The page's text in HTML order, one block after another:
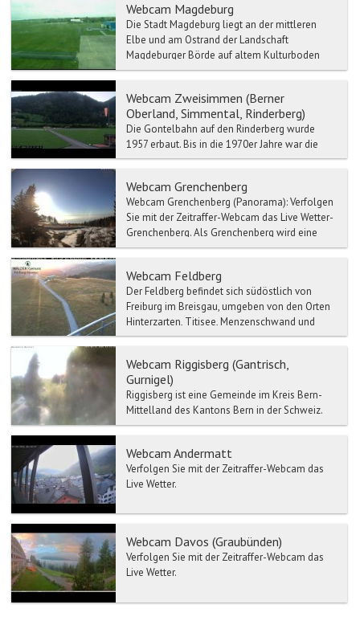
Webcam Magdeburg
Die Stadt Magdeburg liegt an der mittleren
Elbe und am Ostrand der Landschaft
Magdeburger Börde auf altem Kulturboden
und bildet das Zentrum der Re...
Webcam Zweisimmen (Berner
Oberland, Simmental, Rinderberg)
Die Gontelbahn auf den Rinderberg wurde
1957 erbaut. Bis in die 1970er Jahre war die
Rinderbergbahn die längste ihrer Art in Europa.
Webcam Grenchenberg
Webcam Grenchenberg (Panorama): Verfolgen
Sie mit der Zeitraffer-Webcam das Live Wetter-
Grenchenberg. Als Grenchenberg wird eine
Hoch...
Webcam Feldberg
Der Feldberg befindet sich südöstlich von
Freiburg im Breisgau, umgeben von den Orten
Hinterzarten, Titisee, Menzenschwand und
Bernau und Todtnau. ...
Webcam Riggisberg (Gantrisch,
Gurnigel)
Riggisberg ist eine Gemeinde im Kreis Bern-
Mittelland des Kantons Bern in der Schweiz.
Riggisberg befindet sich auf 762 Meter ü. M., 15
Webcam Andermatt
Verfolgen Sie mit der Zeitraffer-Webcam das
Live Wetter.
Webcam Davos (Graubünden)
Verfolgen Sie mit der Zeitraffer-Webcam das
Live Wetter.